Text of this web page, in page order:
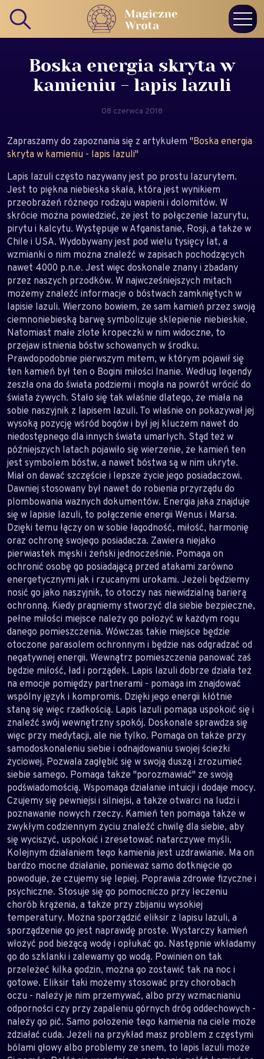
Boska energia skryta w
kamieniu - lapis lazuli
08 czerwca 2018
Zapraszamy do zapoznania się z artykułem "Boska energia
skryta w kamieniu - lapis lazuli"
Lapis lazuli często nazywany jest po prostu lazurytem.
Jest to piękna niebieska skała, która jest wynikiem
przeobrażeń różnego rodzaju wapieni i dolomitów. W
skrócie można powiedzieć, że jest to połączenie lazurytu,
pirytu i kalcytu. Występuje w Afganistanie, Rosji, a także w
Chile i USA. Wydobywany jest pod wielu tysięcy lat, a
wzmianki o nim można znaleźć w zapisach pochodzących
nawet 4000 p.n.e. Jest więc doskonale znany i zbadany
przez naszych przodków. W najwcześniejszych mitach
możemy znaleźć informacje o bóstwach zamkniętych w
lapisie lazuli. Wierzono bowiem, że sam kamień przez swoją
ciemnoniebieską barwę symbolizuje sklepienie niebieskie.
Natomiast małe złote kropeczki w nim widoczne, to
przejaw istnienia bóstw schowanych w środku.
Prawdopodobnie pierwszym mitem, w którym pojawił się
ten kamień był ten o Bogini miłości Inanie. Według legendy
zeszła ona do świata podziemi i mogła na powrót wrócić do
świata żywych. Stało się tak właśnie dlatego, że miała na
sobie naszyjnik z lapisem lazuli. To właśnie on pokazywał jej
wysoką pozycję wśród bogów i był jej kluczem nawet do
niedostępnego dla innych świata umarłych. Stąd też w
późniejszych latach pojawiło się wierzenie, że kamień ten
jest symbolem bóstw, a nawet bóstwa są w nim ukryte.
Miał on dawać szczęście i lepsze życie jego posiadaczowi.
Dawniej stosowany był nawet do robienia przyrządu do
plombowania ważnych dokumentów. Energia jaka znajduje
się w lapisie lazuli, to połączenie energii Wenus i Marsa.
Dzięki temu łączy on w sobie łagodność, miłość, harmonię
oraz ochronę swojego posiadacza. Zawiera niejako
pierwiastek męski i żeński jednocześnie. Pomaga on
ochronić osobę go posiadającą przed atakami zarówno
energetycznymi jak i rzucanymi urokami. Jeżeli będziemy
nosić go jako naszyjnik, to otoczy nas niewidzialną barierą
ochronną. Kiedy pragniemy stworzyć dla siebie bezpieczne,
pełne miłości miejsce należy go położyć w każdym rogu
danego pomieszczenia. Wówczas takie miejsce będzie
otoczone parasolem ochronnym i będzie nas odgradzać od
negatywnej energii. Wewnątrz pomieszczenia panować zaś
będzie miłość, ład i porządek. Lapis lazuli dobrze działa też
na emocje pomiędzy partnerami - pomaga im znajdować
wspólny język i kompromis. Dzięki jego energii kłótnie
staną się więc rzadkością. Lapis lazuli pomaga uspokoić się i
znaleźć swój wewnętrzny spokój. Doskonale sprawdza się
więc przy medytacji, ale nie tylko. Pomaga on także przy
samodoskonaleniu siebie i odnajdowaniu swojej ścieżki
życiowej. Pozwala zagłębić się w swoją duszą i zrozumieć
siebie samego. Pomaga także "porozmawiać" ze swoją
podświadomością. Wspomaga działanie intuicji i dodaje mocy.
Czujemy się pewniejsi i silniejsi, a także otwarci na ludzi i
poznawanie nowych rzeczy. Kamień ten pomaga także w
zwykłym codziennym życiu znaleźć chwilę dla siebie, aby
się wyciszyć, uspokoić i zresetować natarczywe myśli.
Kolejnym działaniem tego kamienia jest uzdrawianie. Ma on
bardzo mocne działanie, ponieważ samo dotknięcie go
powoduje, że czujemy się lepiej. Poprawia zdrowie fizyczne i
psychiczne. Stosuje się go pomocniczo przy leczeniu
chorób krążenia, a także przy zbijaniu wysokiej
temperatury. Można sporządzić eliksir z lapisu lazuli, a
sporządzenie go jest naprawdę proste. Wystarczy kamień
włożyć pod bieżącą wodę i opłukać go. Następnie wkładamy
go do szklanki i zalewamy go wodą. Powinien on tak
przeleżeć kilka godzin, można go zostawić tak na noc i
gotowe. Eliksir taki możemy stosować przy chorobach
oczu - należy je nim przemywać, albo przy wzmacnianiu
odporności czy przy zapaleniu górnych dróg oddechowych -
należy go pić. Samo położenie tego kamienia na ciele może
zdziałać cuda. Jeżeli na przykład masz problem z częstymi
bólami głowy albo problemy ze snem, to lapis lazuli może